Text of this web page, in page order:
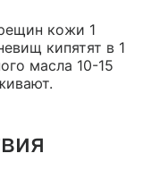
кожи 1
кипятят в 1
масла 10-15